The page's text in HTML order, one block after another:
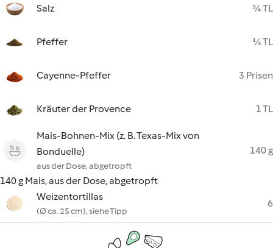
Salz ¾ TL
Pfeffer ¼ TL
Cayenne-Pfeffer 3 Prisen
Kräuter der Provence 1 TL
Mais-Bohnen-Mix (z. B. Texas-Mix von
Bonduelle)
aus der Dose, abgetropft
140 g
140 g Mais, aus der Dose, abgetropft
Weizentortillas
(Ø ca. 25 cm), siehe Tipp
6